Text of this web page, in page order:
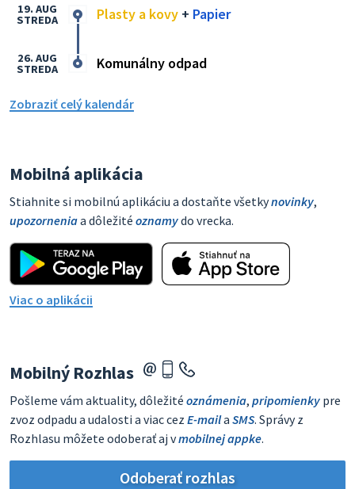
Plasty a kovy + Papier
19. AUG
STREDA
Komunálny odpad
26. AUG
STREDA
Zobraziť celý kalendár
Mobilná aplikácia
Stiahnite si mobilnú aplikáciu a dostaňte všetkynovinky,
upozorneniaa dôležité oznamydo vrecka.
Viac o aplikácii
Mobilný Rozhlas
Pošleme vám aktuality, dôležité oznámenia, pripomienky pre
zvoz odpadu a udalosti a viac cez E-maila SMS. Správy z
Rozhlasu môžete odoberať aj vmobilnej appke.
Odoberať rozhlas